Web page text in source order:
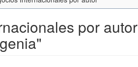
por autor